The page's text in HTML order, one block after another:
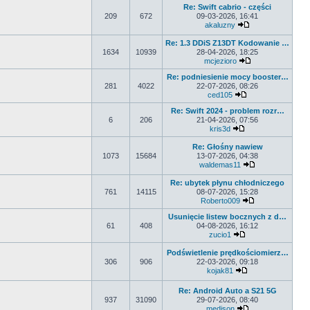
209 672
Re: Swift cabrio - części
09-03-2026, 16:41
akaluzny
1634 10939
Re: 1.3 DDiS Z13DT Kodowanie …
28-04-2026, 18:25
mcjezioro
Wyświetl
281 4022
Re: podniesienie mocy booster…
22-07-2026, 08:26
ced105
Wyświetl
6 206
Re: Swift 2024 - problem rozr…
21-04-2026, 07:56
kris3d
Wyświetl
1073 15684
Re: Głośny nawiew
13-07-2026, 04:38
waldemas11
761 14115
Re: ubytek płynu chłodniczego
08-07-2026, 15:28
Roberto009
Wyświetl
61 408
Usunięcie listew bocznych z d…
04-08-2026, 16:12
zucio1
Wyświetl
306 906
Podświetlenie prędkościomierz…
22-03-2026, 09:18
kojak81
937 31090
Re: Android Auto a S21 5G
29-07-2026, 08:40